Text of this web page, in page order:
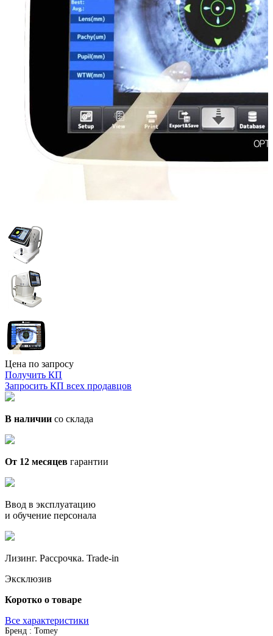
Цена по запросу
Получить КП
Запросить КП всех продавцов
В наличии со склада
От 12 месяцев гарантии
Ввод в эксплуатацию
и обучение персонала
Лизинг. Рассрочка. Trade-in
Эксклюзив
Коротко о товаре
Все характеристики
Бренд : Tomey